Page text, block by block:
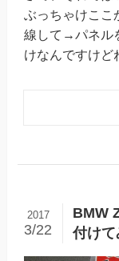
ぶっちゃけこ
線して→パネル
けなんですけ
BMW
付けて
2017
3/22